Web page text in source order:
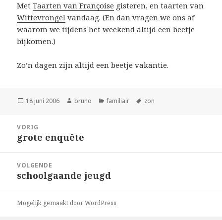
MetTaarten van Françoise gisteren, en taarten van
Wittevrongel vandaag. (En dan vragen we ons af
waarom we tijdens het weekend altijd een beetje
bijkomen.)
Zo’n dagen zijn altijd een beetje vakantie.
Geplaatst
18 juni 2006 Auteur
bruno Categorieën
familiair Tags
zon
navigatie
VORIG
Vorig
grote enquête
VOLGENDE
Volgend
schoolgaande jeugd
Mogelijk gemaakt door WordPress